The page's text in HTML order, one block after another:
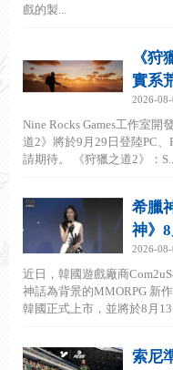
戲的製...
《
實系
2026-08-
Nine Rocks Games工作室
道2》將於9月29日登陸PC、
請期待。 《狩獵之道2》：
希臘
神》
2026-08-
近日，韓國遊戲廠商
神話為背景的MMORPG 新
韓國正式上市，並將於8月
索尼